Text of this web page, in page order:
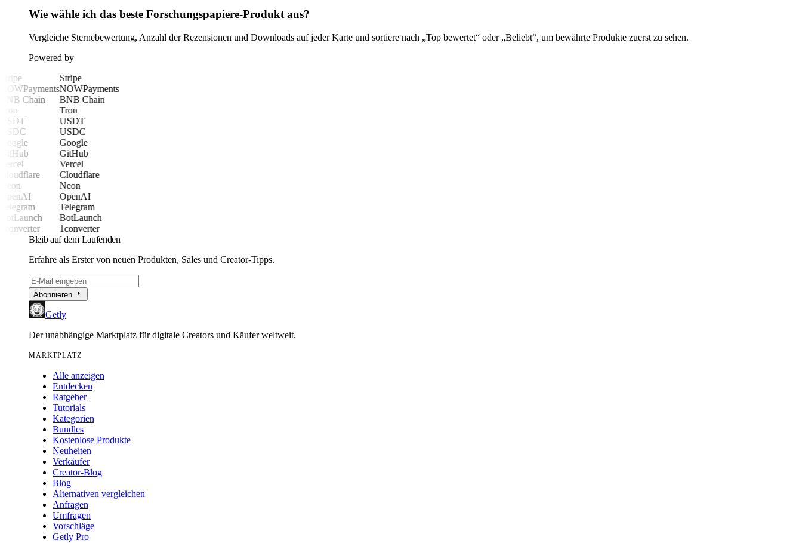
Wie wähle ich das beste Forschungspapiere-Produkt aus?
Vergleiche Sternebewertung, Anzahl der Rezensionen und Downloads auf jeder Karte und sortiere nach „Top bewertet“ oder „Beliebt“, um bewährte Produkte zuerst zu sehen.
Powered by
Chain
Stripe
NOWPayments
BNB Chain
Tron
USDT
USDC
Google
GitHub
Vercel
Cloudflare
Neon
OpenAI
Telegram
BotLaunch
1converter
Bleib auf dem Laufenden
Erfahre als Erster von neuen Produkten, Sales und Creator-Tipps.
Abonnieren arrow_right
Getly
Der unabhängige Marktplatz für digitale Creators und Käufer weltweit.
MARKTPLATZ
Alle anzeigen
Entdecken
Ratgeber
Tutorials
Kategorien
Bundles
Kostenlose Produkte
Neuheiten
Verkäufer
Creator-Blog
Blog
Alternativen vergleichen
Anfragen
Umfragen
Vorschläge
Getly Pro